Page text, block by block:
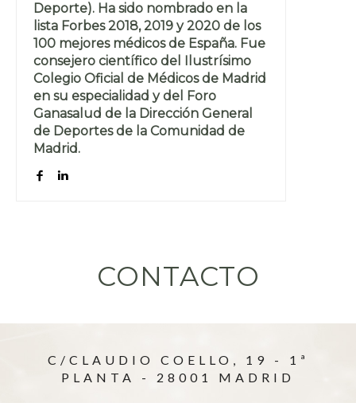
Deporte). Ha sido nombrado en la
lista Forbes 2018, 2019 y 2020 de los
100 mejores médicos de España. Fue
consejero científico del Ilustrísimo
Colegio Oficial de Médicos de Madrid
en su especialidad y del Foro
Ganasalud de la Dirección General
de Deportes de la Comunidad de
Madrid.
CONTACTO
C/CLAUDIO COELLO, 19 - 1ª
PLANTA - 28001 MADRID